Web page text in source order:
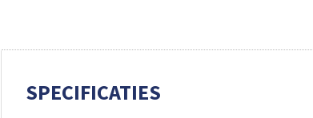
SPECIFICATIES